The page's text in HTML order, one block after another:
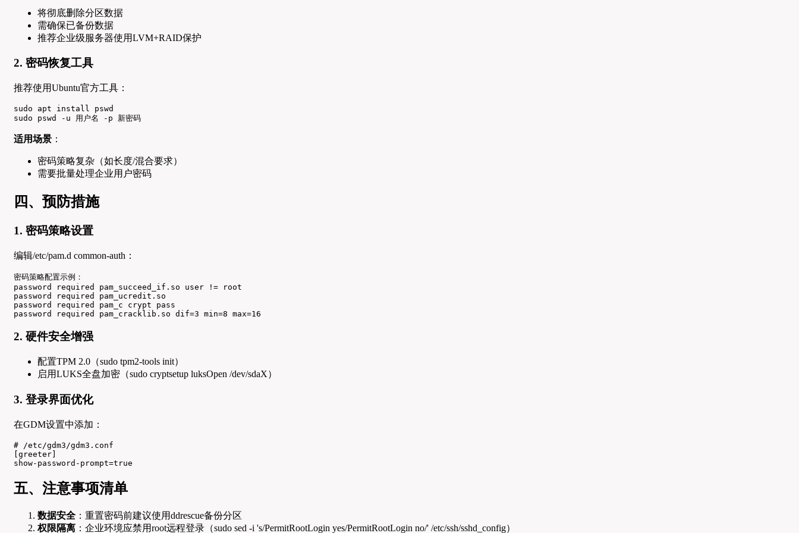
将彻底删除分区数据
需确保已备份数据
推荐企业级服务器使用LVM+RAID保护
2. 密码恢复工具
推荐使用Ubuntu官方工具：
sudo apt install pswd
sudo pswd -u 用户名 -p 新密码
适用场景 ：
密码策略复杂（如长度/混合要求）
需要批量处理企业用户密码
四、预防措施
1. 密码策略设置
编辑/etc/pam.d common-auth：
密码策略配置示例：
password required pam_succeed_if.so user != root
password required pam_ucredit.so
password required pam_c crypt pass
password required pam_cracklib.so dif=3 min=8 max=16
2. 硬件安全增强
配置TPM 2.0（sudo tpm2-tools init）
启用LUKS全盘加密（sudo cryptsetup luksOpen /dev/sdaX）
3. 登录界面优化
在GDM设置中添加：
# /etc/gdm3/gdm3.conf
[greeter]
show-password-prompt=true
五、注意事项清单
数据安全 ：重置密码前建议使用ddrescue备份分区
权限隔离 ：企业环境应禁用root远程登录（sudo sed -i 's/PermitRootLogin yes/PermitRootLogin no/' /etc/ssh/sshd_config）